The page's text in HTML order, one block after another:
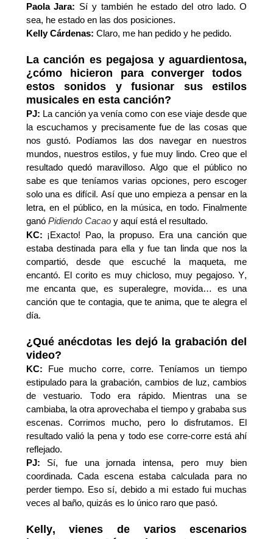
Paola Jara: Sí y también he estado del otro lado. O
sea, he estado en las dos posiciones.
Kelly Cárdenas: Claro, me han pedido y he pedido.
La canción es pegajosa y aguardientosa,
¿cómo hicieron para converger todos
estos sonidos y fusionar sus estilos
musicales en esta canción?
PJ: La canción ya venía como con ese viaje desde que
la escuchamos y precisamente fue de las cosas que
nos gustó. Podíamos las dos navegar en nuestros
mundos, nuestros estilos, y fue muy lindo. Creo que el
resultado quedó maravilloso.Algo que el público no
sabe es que teníamos varias opciones, pero escoger
solo una es difícil. Así que uno empieza a pensar en la
letra, en el público, en la música, en todo. Finalmente
ganó Pidiendo Cacaoy aquí está el resultado.
KC: ¡Exacto! Pao, la propuso. Era una canción que
estaba destinada para ella y fue tan linda que nos la
compartió, desde que escuché la maqueta, me
encantó. El corito es muy chicloso, muy pegajoso.Y,
me encanta que, es superalegre, movida… es una
canciónque te contagia, que te anima, que te alegra el
día.
¿Qué anécdotas les dejó la grabación del
video?
KC: Fue mucho corre, corre. Teníamos un tiempo
estipulado para la grabación, cambios de luz, cambios
de vestuario. Todo era rápido. Mientras una se
cambiaba, la otra aprovechaba el tiempo y grababa sus
escenas. Corrimos mucho, pero lo disfrutamos. El
resultado valió la penay todo ese corre-correestá ahí
reflejado.
PJ: Sí, fue una jornada intensa, pero muy bien
coordinada. Cada escena estaba calculada para no
perder tiempo. Eso sí, debido a mi estado fui muchas
veces al baño, quizás es lo único raro que pasó.
Kelly, vienes de varios escenarios